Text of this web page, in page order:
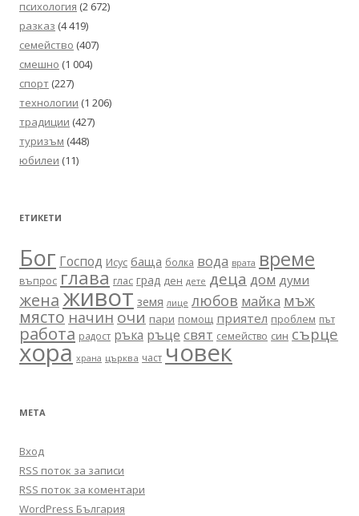
психология (2 672)
разказ (4 419)
семейство (407)
смешно (1 004)
спорт (227)
технологии (1 206)
традиции (427)
туризъм (448)
юбилеи (11)
ЕТИКЕТИ
Бог Господ Исус баща болка вода врата време
въпрос глава глас град ден дете деца дом думи
женаживот земя лице любов майка мъж
място начин очи пари помощ приятел проблем път
работа радост ръка ръце свят семейство син сърце
хора храна църква част човек
МЕТА
Вход
RSS поток за записи
RSS поток за коментари
WordPress България